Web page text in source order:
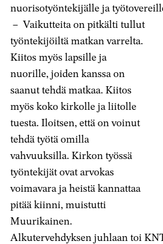
nuorisotyöntekijälle ja
– Vaikutteita on pitkälti tullut
työntekijöiltä matkan varrelta.
Kiitos myös lapsille ja
nuorille, joiden kanssa on
saanut tehdä matkaa. Kiitos
myös koko kirkolle ja liitolle
tuesta. Iloitsen, että on voinut
tehdä työtä omilla
vahvuuksilla. Kirkon työssä
työntekijät ovat arvokas
voimavara ja heistä kannattaa
pitää kiinni, muistutti
Muurikainen.
Alkutervehdyksen juhlaan toi